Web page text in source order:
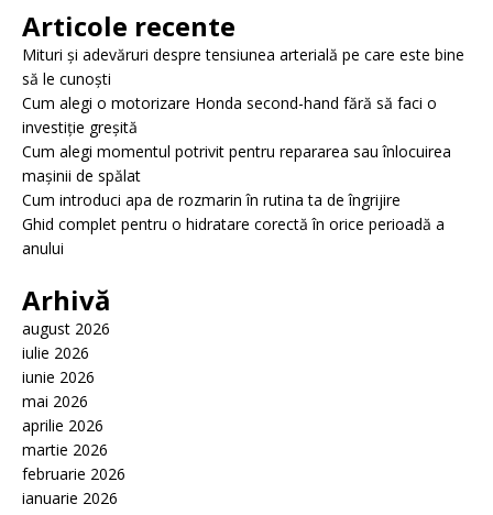
Articole recente
Mituri și adevăruri despre tensiunea arterială pe care este bine
să le cunoști
Cum alegi o motorizare Honda second-hand fără să faci o
investiție greșită
Cum alegi momentul potrivit pentru repararea sau înlocuirea
mașinii de spălat
Cum introduci apa de rozmarin în rutina ta de îngrijire
Ghid complet pentru o hidratare corectă în orice perioadă a
anului
Arhivă
august 2026
iulie 2026
iunie 2026
mai 2026
aprilie 2026
martie 2026
februarie 2026
ianuarie 2026